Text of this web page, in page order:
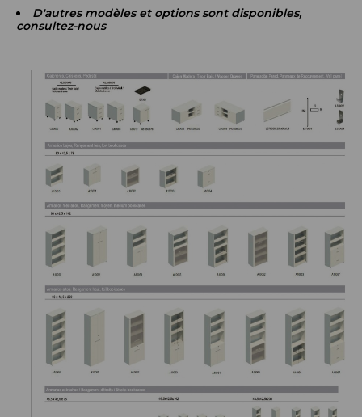
D'autres modèles et options sont disponibles,
consultez-nous